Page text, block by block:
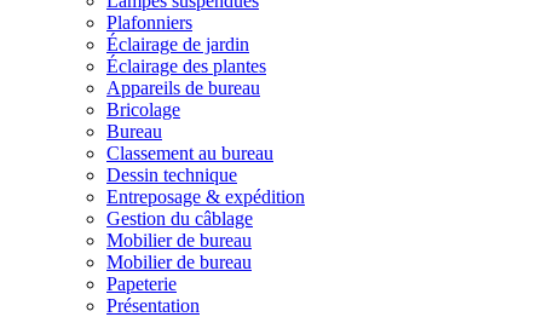
Plafonniers
Éclairage de jardin
Éclairage des plantes
Appareils de bureau
Bricolage
Bureau
Classement au bureau
Dessin technique
Entreposage & expédition
Gestion du câblage
Mobilier de bureau
Mobilier de bureau
Papeterie
Présentation